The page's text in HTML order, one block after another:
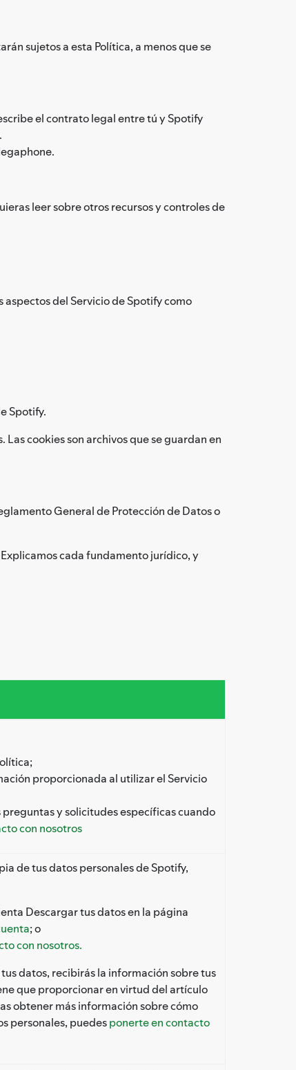
sujetos a esta Política, a menos que se
el contrato legal entre tú y Spotify
leer sobre otros recursos y controles de
del Servicio de Spotify como
Spotify.
cookies son archivos que se guardan en
General de Protección de Datos o
cada fundamento jurídico, y
proporcionada al utilizar el Servicio
y solicitudes específicas cuando
con nosotros
de tus datos personales de Spotify,
Descargar tus datos en la página
; o
con nosotros.
datos, recibirás la información sobre tus
que proporcionar en virtud del artículo
obtener más información sobre cómo
personales, puedesponerte en contacto